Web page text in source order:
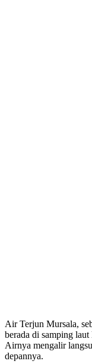
Air Terjun Mursala,
berada di samping
Airnya mengalir
depannya.